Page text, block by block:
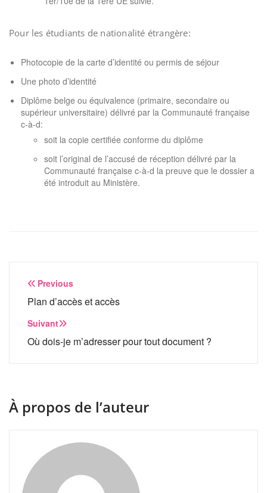
Pour les étudiants de nationalité étrangère:
Photocopie de la carte d’identité ou permis de séjour
Une photo d’identité
Diplôme belge ou équivalence (primaire, secondaire ou
supérieur universitaire) délivré par la Communauté française
c-à-d:
soit la copie certifiée conforme du diplôme
soit l’original de l’accusé de réception délivré par la
Communauté française c-à-d la preuve que le dossier a
été introduit au Ministère.
Navigation
de
l’article
Previous
Plan d’accès et accès
Suivant
Où dois-je m’adresser pour tout document ?
À propos de l’auteur